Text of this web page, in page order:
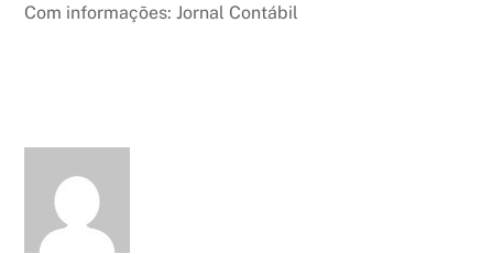
Com informações: Jornal Contábil